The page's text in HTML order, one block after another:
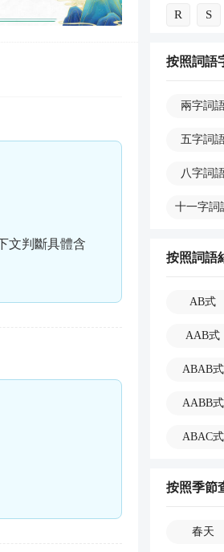
文判斷具體含
R S
按照詞語
兩字詞
五字詞
八字詞
十一字詞
按照詞語
AB式
AAB式
ABAB式
AABB式
ABAC式
按照季節
春天